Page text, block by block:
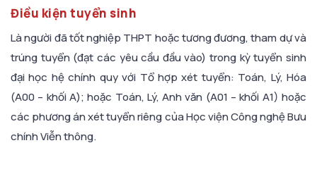
Điều kiện tuyển sinh
Là người đã tốt nghiệp THPT hoặc tương đương, tham dự và
trúng tuyển (đạt các yêu cầu đầu vào) trong kỳ tuyển sinh
đại học hệ chính quy với Tổ hợp xét tuyển: Toán, Lý, Hóa
(A00 – khối A); hoặc Toán, Lý, Anh văn (A01 – khối A1) hoặc
các phương án xét tuyển riêng của Học viện Công nghệ Bưu
chính Viễn thông.